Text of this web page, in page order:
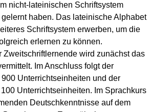
nicht-lateinischen Schriftsystem
haben. Das lateinische Alphabet
Schriftsystem erwerben, um die
erlernen zu können.
Zweitschriftlernende wird zunächst das
Im Anschluss folgt der
Unterrichtseinheiten und der
Unterrichtseinheiten. Im Sprachkurs
Deutschkenntnisse auf dem